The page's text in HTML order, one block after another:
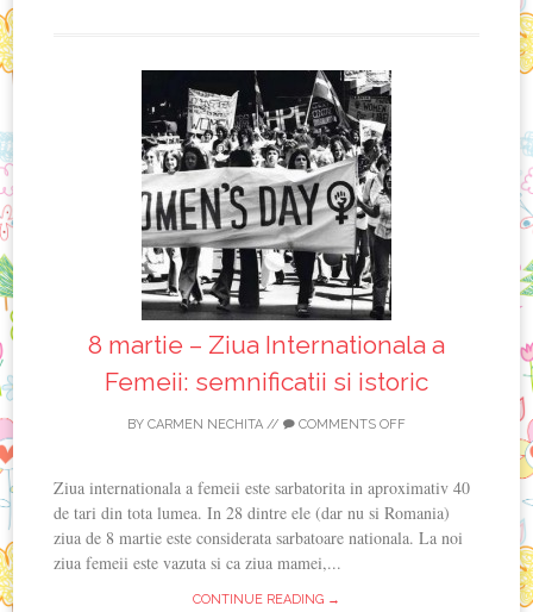
8 martie – Ziua Internationala a
Femeii: semnificatii si istoric
BY CARMEN NECHITA // COMMENTS OFF
Ziua internationala a femeii este sarbatorita in aproximativ 40
de tari din tota lumea. In 28 dintre ele (dar nu si Romania)
ziua de 8 martie este considerata sarbatoare nationala. La noi
ziua femeii este vazuta si ca ziua mamei,...
CONTINUE READING →